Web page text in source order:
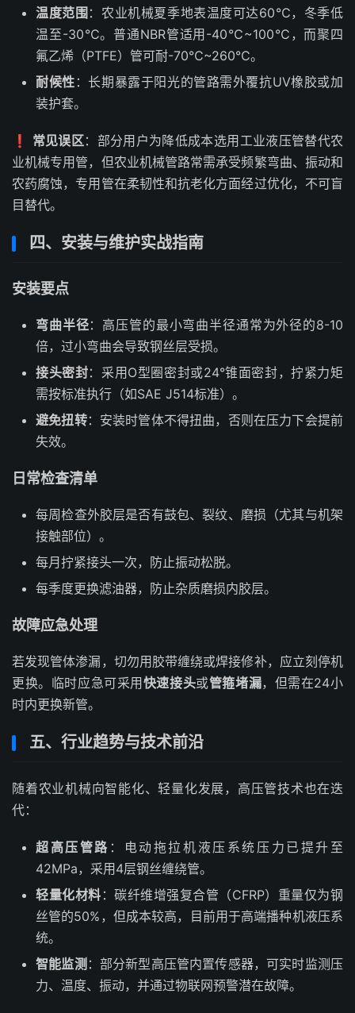
温度范围 ：农业机械夏季地表温度可达60℃，冬季低
温至-30℃。普通NBR管适用-40℃~100℃，而聚四
氟乙烯（PTFE）管可耐-70℃~260℃。
耐候性 ：长期暴露于阳光的管路需外覆抗UV橡胶或加
装护套。
❗ 常见误区：部分用户为降低成本选用工业液压管替代农
业机械专用管，但农业机械管路常需承受频繁弯曲、振动和
农药腐蚀，专用管在柔韧性和抗老化方面经过优化，不可盲
目替代。
四、安装与维护实战指南
安装要点
弯曲半径：高压管的最小弯曲半径通常为外径的8-10
倍，过小弯曲会导致钢丝层受损。
接头密封：采用O型圈密封或24°锥面密封，拧紧力矩
需按标准执行（如SAE J514标准）。
避免扭转：安装时管体不得扭曲，否则在压力下会提前
失效。
日常检查清单
每周检查外胶层是否有鼓包、裂纹、磨损（尤其与机架
接触部位）。
每月拧紧接头一次，防止振动松脱。
每季度更换滤油器，防止杂质磨损内胶层。
故障应急处理
若发现管体渗漏，切勿用胶带缠绕或焊接修补，应立刻停机
更换。临时应急可采用 快速接头或管箍堵漏，但需在24小
时内更换新管。
五、行业趋势与技术前沿
随着农业机械向智能化、轻量化发展，高压管技术也在迭
代：
超高压管路 ：电动拖拉机液压系统压力已提升至
42MPa，采用4层钢丝缠绕管。
轻量化材料 ：碳纤维增强复合管（CFRP）重量仅为钢
丝管的50%，但成本较高，目前用于高端播种机液压系
统。
智能监测 ：部分新型高压管内置传感器，可实时监测压
力、温度、振动，并通过物联网预警潜在故障。